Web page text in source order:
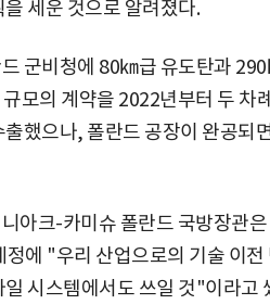
세운 것으로 알려졌다.
군비청에 80㎞급 유도탄과
모의 계약을 2022년부터 두 차
했으나, 폴란드 공장이 완공되
아크-카미슈 폴란드 국방장관
정에 "우리 산업으로의 기술 이
시스템에서도 쓰일 것"이라고